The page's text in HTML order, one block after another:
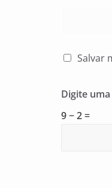
Salvar
Digite
9 − 2 =